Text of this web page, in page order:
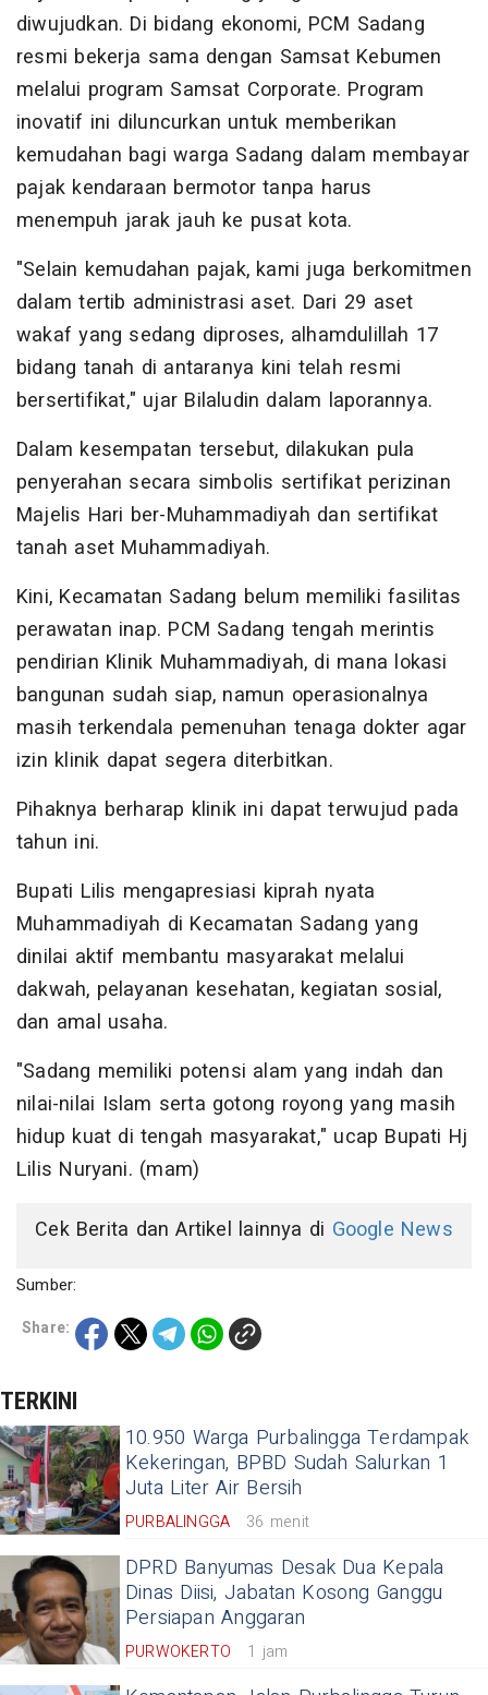
diwujudkan. Di bidang ekonomi, PCM Sadang
resmi bekerja sama dengan Samsat Kebumen
melalui program Samsat Corporate. Program
inovatif ini diluncurkan untuk memberikan
kemudahan bagi warga Sadang dalam membayar
pajak kendaraan bermotor tanpa harus
menempuh jarak jauh ke pusat kota.
"Selain kemudahan pajak, kami juga berkomitmen
dalam tertib administrasi aset. Dari 29 aset
wakaf yang sedang diproses, alhamdulillah 17
bidang tanah di antaranya kini telah resmi
bersertifikat," ujar Bilaludin dalam laporannya.
Dalam kesempatan tersebut, dilakukan pula
penyerahan secara simbolis sertifikat perizinan
Majelis Hari ber-Muhammadiyah dan sertifikat
tanah aset Muhammadiyah.
Kini, Kecamatan Sadang belum memiliki fasilitas
perawatan inap. PCM Sadang tengah merintis
pendirian Klinik Muhammadiyah, di mana lokasi
bangunan sudah siap, namun operasionalnya
masih terkendala pemenuhan tenaga dokter agar
izin klinik dapat segera diterbitkan.
Pihaknya berharap klinik ini dapat terwujud pada
tahun ini.
Bupati Lilis mengapresiasi kiprah nyata
Muhammadiyah di Kecamatan Sadang yang
dinilai aktif membantu masyarakat melalui
dakwah, pelayanan kesehatan, kegiatan sosial,
dan amal usaha.
"Sadang memiliki potensi alam yang indah dan
nilai-nilai Islam serta gotong royong yang masih
hidup kuat di tengah masyarakat," ucap Bupati Hj
Lilis Nuryani. (mam)
Cek Berita dan Artikel lainnya di Google News
Sumber:
Share:
TERKINI
10.950 Warga Purbalingga Terdampak
Kekeringan, BPBD Sudah Salurkan 1
Juta Liter Air Bersih
PURBALINGGA 36 menit
DPRD Banyumas Desak Dua Kepala
Dinas Diisi, Jabatan Kosong Ganggu
Persiapan Anggaran
PURWOKERTO 1 jam